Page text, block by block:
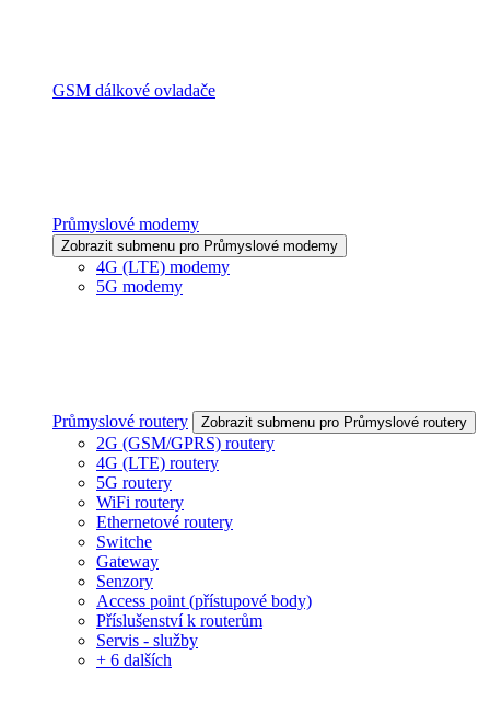
GSM dálkové ovladače
Průmyslové modemy
Zobrazit submenu pro Průmyslové modemy
4G (LTE) modemy
5G modemy
Průmyslové routery Zobrazit submenu pro Průmyslové routery
2G (GSM/GPRS) routery
4G (LTE) routery
5G routery
WiFi routery
Ethernetové routery
Switche
Gateway
Senzory
Access point (přístupové body)
Příslušenství k routerům
Servis - služby
+ 6 dalších